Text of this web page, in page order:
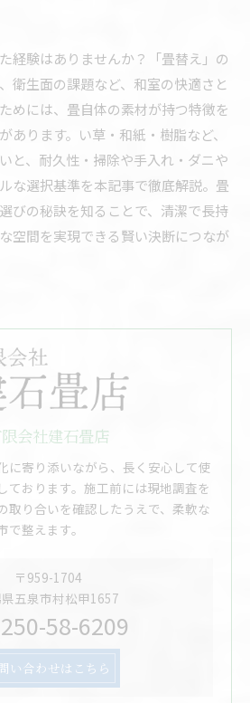
経験はありませんか？「畳替え」の
衛生面の課題など、和室の快適さと
めには、畳自体の素材が持つ特徴を
あります。い草・和紙・樹脂など、
と、耐久性・掃除や手入れ・ダニや
な選択基準を本記事で徹底解説。畳
びの秘訣を知ることで、清潔で長持
空間を実現できる賢い決断につなが
会社建石畳店
に寄り添いながら、長く安心して使
ております。施工前には現地調査を
取り合いを確認したうえで、柔軟な
整えます。
〒959-1704
五泉市村松甲1657
58-6209
い合わせはこちら